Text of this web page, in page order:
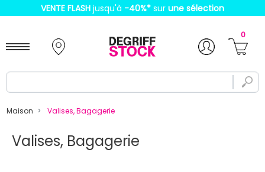
VENTE FLASH jusqu'à -40%* sur une sélection
0
Maison Valises, Bagagerie
Valises, Bagagerie